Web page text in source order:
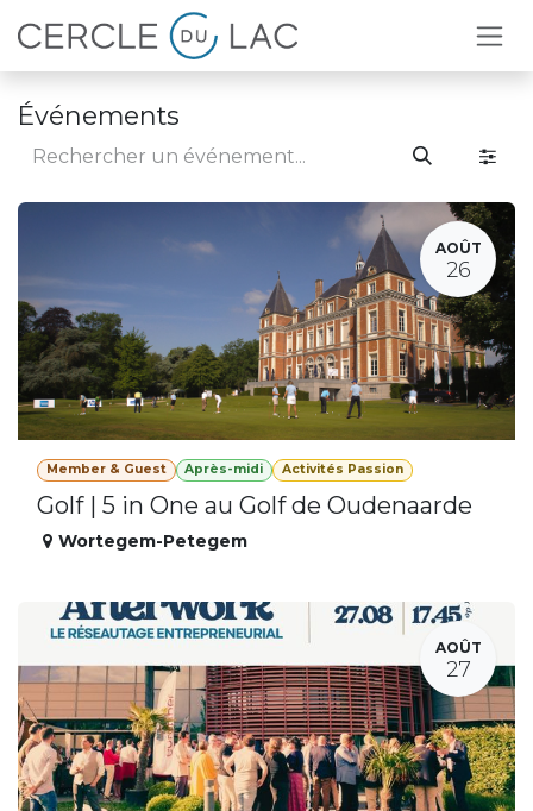
Se rendre au contenu
Événements
AOÛT
26
Member & Guest Après-midi Activités Passion
Golf | 5 in One au Golf de Oudenaarde
Wortegem-Petegem
AOÛT
27